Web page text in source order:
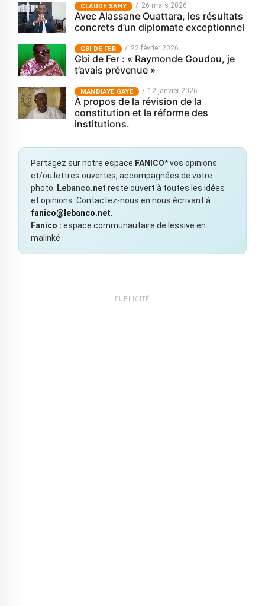
CLAUDE SAHY 26 mars 2026
Avec Alassane Ouattara, les résultats
concrets d’un diplomate exceptionnel
GBI DE FER 22 février 2026
Gbi de Fer : « Raymonde Goudou, je
t’avais prévenue »
MANDIAYE GAYE 12 janvier 2026
À propos de la révision de la
constitution et la réforme des
institutions.
Partagez sur notre espace FANICO*vos opinions
et/ou lettres ouvertes, accompagnées de votre
photo.
Lebanco.net reste ouvert à toutes les idées
et opinions. Contactez-nous en nous écrivant à
fanico@lebanco.net
Fanico : espace communautaire de lessive en
malinké
PUBLICITÉ